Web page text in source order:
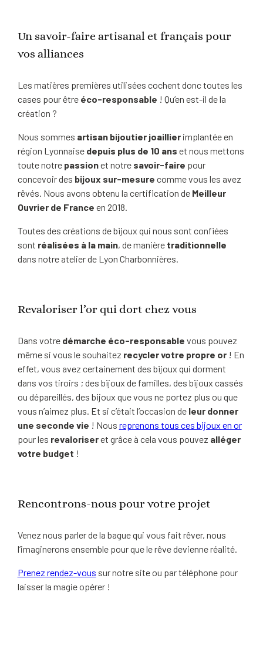
Un savoir-faire artisanal et français pour
vos alliances
Les matières premières utilisées cochent donc toutes les
cases pour être éco-responsable ! Qu’en est-il de la
création ?
Nous sommes artisan bijoutier joaillierimplantée en
région Lyonnaise depuis plus de 10 ans et nous mettons
toute notre passionet notre savoir-faire pour
concevoir des bijoux sur-mesure comme vous les avez
rêvés. Nous avons obtenu la certification de Meilleur
Ouvrier de France en 2018.
Toutes des créations de bijoux qui nous sont confiées
sont réalisées à la main, de manière traditionnelle
dans notre atelier de Lyon Charbonnières.
Revaloriser l’or qui dort chez vous
Dans votre démarche éco-responsable vous pouvez
même si vous le souhaitez recycler votre propre or ! En
effet, vous avez certainement des bijoux qui dorment
dans vos tiroirs ; des bijoux de familles, des bijoux cassés
ou dépareillés, des bijoux que vous ne portez plus ou que
vous n’aimez plus. Et si c’était l’occasion de leur donner
une seconde vie ! Nous reprenons tous ces bijoux en or
pour les revaloriseret grâce à cela vous pouvez alléger
votre budget !
Rencontrons-nous pour votre projet
Venez nous parler de la bague qui vous fait rêver, nous
l’imaginerons ensemble pour que le rêve devienne réalité.
Prenez rendez-vous sur notre site ou par téléphone pour
laisser la magie opérer !